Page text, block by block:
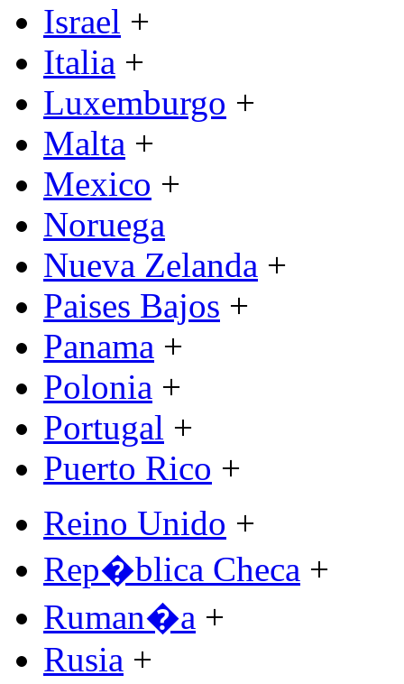
Israel +
Italia +
Luxemburgo +
Malta +
Mexico +
Noruega
Nueva Zelanda +
Paises Bajos +
Panama +
Polonia +
Portugal +
Puerto Rico +
Reino Unido +
Rep�blica Checa +
Ruman�a +
Rusia +